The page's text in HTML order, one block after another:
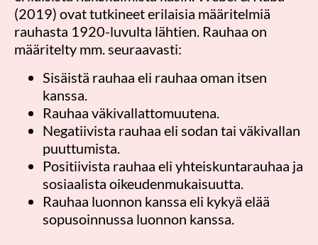
(2019) ovat tutkineet erilaisia määritelmiä
rauhasta 1920-luvulta lähtien. Rauhaa on
määritelty mm. seuraavasti:
Sisäistä rauhaa eli rauhaa oman itsen
kanssa.
Rauhaa väkivallattomuutena.
Negatiivista rauhaa eli sodan tai väkivallan
puuttumista.
Positiivista rauhaa eli yhteiskuntarauhaa ja
sosiaalista oikeudenmukaisuutta.
Rauhaa luonnon kanssa eli kykyä elää
sopusoinnussa luonnon kanssa.